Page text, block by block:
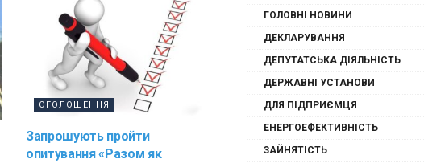
ОГОЛОШЕННЯ
Запрошують пройти
опитування «Разом як
ГОЛОВНІ НОВИНИ
ДЕКЛАРУВАННЯ
ДЕПУТАТСЬКА ДІЯЛЬНІСТЬ
ДЕРЖАВНІ УСТАНОВИ
ДЛЯ ПІДПРИЄМЦЯ
ЕНЕРГОЕФЕКТИВНІСТЬ
ЗАЙНЯТІСТЬ